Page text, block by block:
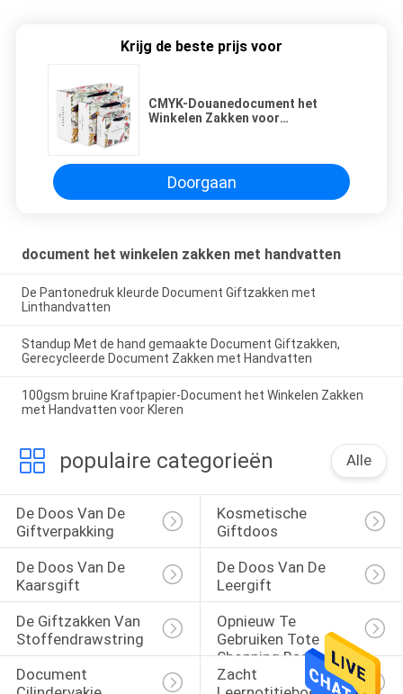
Krijg de beste prijs voor
CMYK-Douanedocument het
Winkelen Zakken voor
Doorgaan
document het winkelen zakken met handvatten
De Pantonedruk kleurde Document Giftzakken met
Linthandvatten
Standup Met de hand gemaakte Document Giftzakken,
Gerecycleerde Document Zakken met Handvatten
100gsm bruine Kraftpapier-Document het Winkelen Zakken
met Handvatten voor Kleren
populaire categorieën Alle
De Doos Van De
Giftverpakking
Kosmetische
Giftdoos
De Doos Van De
Kaarsgift
De Doos Van De
Leergift
De Giftzakken Van
Stoffendrawstring
Opnieuw Te
Gebruiken Tote
Shopping Bags
Document
Zacht